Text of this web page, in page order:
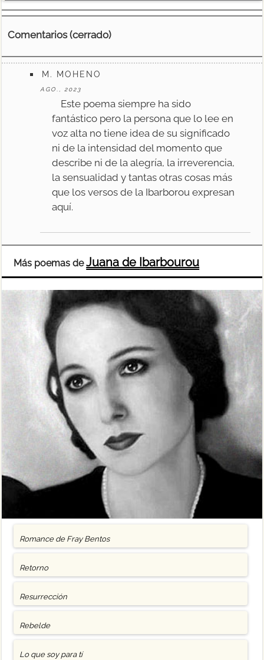
Comentarios (cerrado)
M. MOHENO
AGO., 2023
Este poema siempre ha sido
fantástico pero la persona que lo lee en
voz alta no tiene idea de su significado
ni de la intensidad del momento que
describe ni de la alegría, la irreverencia,
la sensualidad y tantas otras cosas más
que los versos de la Ibarborou expresan
aquí.
Más poemas deJuana de Ibarbourou
Romance de Fray Bentos
Retorno
Resurrección
Rebelde
Lo que soy para tí